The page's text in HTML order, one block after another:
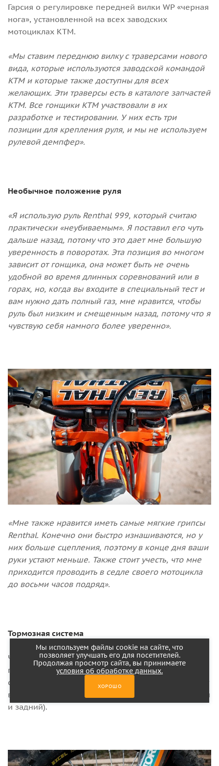
Гарсия о регулировке передней вилки WP «черная
нога», установленной на всех заводских
мотоциклах КТМ.
«Мы ставим переднюю вилку с траверсами нового
вида, которые используются заводской командой
KTM и которые также доступны для всех
желающих. Эти траверсы есть в каталоге запчастей
KTM. Все гонщики KTM участвовали в их
разработке и тестировании. У них есть три
позиции для крепления руля, и мы не используем
рулевой демпфер».
Необычное положение руля
«Я использую руль Renthal 999, который считаю
практически «неубиваемым». Я поставил его чуть
дальше назад, потому что это дает мне большую
уверенность в поворотах. Эта позиция во многом
зависит от гонщика, она может быть не очень
удобной во время длинных соревнований или в
горах, но, когда вы входите в специальный тест и
вам нужно дать полный газ, мне нравится, чтобы
руль был низким и смещенным назад, потому что я
чувствую себя намного более уверенно».
«Мне также нравится иметь самые мягкие грипсы
Renthal. Конечно они быстро изнашиваются, но у
них больше сцепления, поэтому в конце дня ваши
руки устают меньше. Также стоит учесть, что мне
приходится проводить в седле своего мотоцикла
до восьми часов подряд».
Тормозная система
Что касается тормозной системы, то Гарсиа
говорит, что он чувствует себя комфортно с
суппортами Brembo. Также на его мотоцикле стоят
волновые тормозные диски Motomaster (передний
и задний).
Мы используем файлы cookie на сайте, что
позволяет улучшать его для посетителей.
Продолжая просмотр сайта, вы принимаете
условия об обработке данных.
ХОРОШО